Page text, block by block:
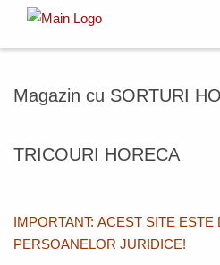
Magazin cu SORTURI
TRICOURI HORECA
IMPORTANT: ACEST SITE
PERSOANELOR JURIDICE!